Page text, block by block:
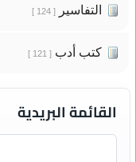
التفاسير[ 124 ]
كتب أدب[ 121 ]
القائمة البريدية